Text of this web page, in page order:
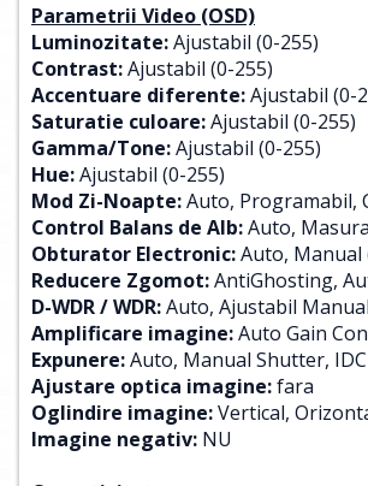
Parametrii Video (OSD)
Luminozitate:Ajustabil (0-255)
Contrast:Ajustabil (0-255)
Accentuare diferente:Ajustabil (0-
Saturatie culoare:Ajustabil (0-255)
Gamma/Tone:Ajustabil (0-255)
Hue:Ajustabil (0-255)
Mod Zi-Noapte:Auto, Programabil,
Control Balans de Alb:Auto,
Obturator Electronic:Auto, Manual
Reducere Zgomot:AntiGhosting,
D-WDR / WDR:Auto, Ajustabil
Amplificare imagine:Auto Gain
Expunere:Auto, Manual Shutter, IDC
Ajustare optica imagine:fara
Oglindire imagine:Vertical,
Imagine negativ: NU